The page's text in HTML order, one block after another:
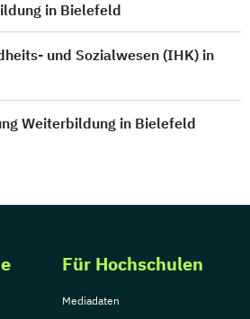
in Bielefeld
und Sozialwesen (IHK) in
Weiterbildung in Bielefeld
Für Hochschulen
Mediadaten